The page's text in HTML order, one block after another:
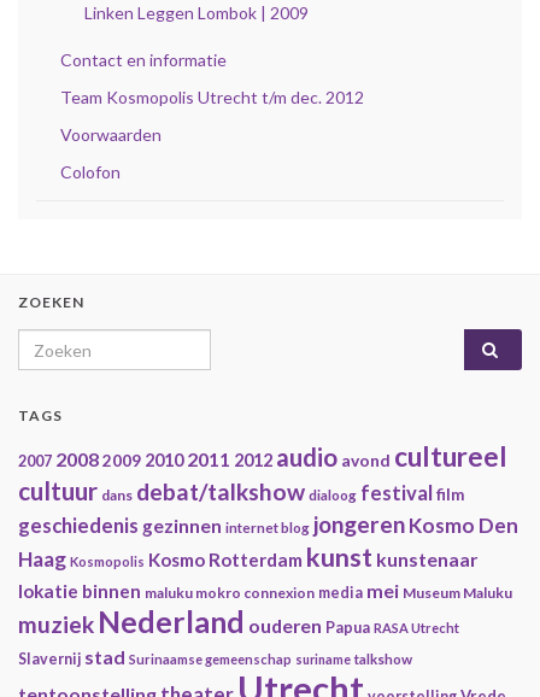
Linken Leggen Lombok | 2009
Contact en informatie
Team Kosmopolis Utrecht t/m dec. 2012
Voorwaarden
Colofon
ZOEKEN
Search for:
TAGS
2007 20082009 2010 2011 2012 audio avond cultureel
cultuur dans debat/talkshow dialoog festival film
geschiedenis gezinnen internet blog jongerenKosmo Den
Haag Kosmopolis Kosmo Rotterdam kunst kunstenaar
lokatie binnen maluku mokro connexion media mei Museum Maluku
muziek Nederland ouderen Papua RASA Utrecht
Slavernij stad Surinaamse gemeenschap suriname talkshow
Utrecht